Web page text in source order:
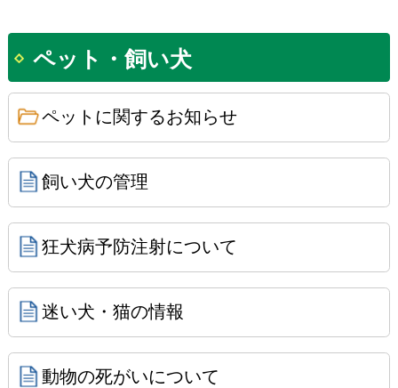
ペット・飼い犬
ペットに関するお知らせ
飼い犬の管理
狂犬病予防注射について
迷い犬・猫の情報
動物の死がいについて